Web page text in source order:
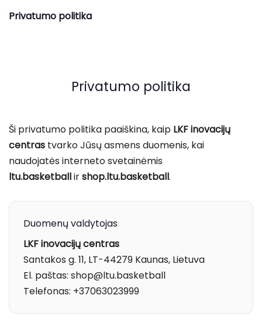
Privatumo politika
Ši privatumo politika paaiškina, kaip LKF inovacijų
centras tvarko Jūsų asmens duomenis, kai
naudojatės interneto svetainėmis
ltu.basketballirshop.ltu.basketball.
Duomenų valdytojas
LKF inovacijų centras
Santakos g. 11, LT-44279 Kaunas, Lietuva
El. paštas: shop@ltu.basketball
Telefonas: +37063023999
Privatumo politika